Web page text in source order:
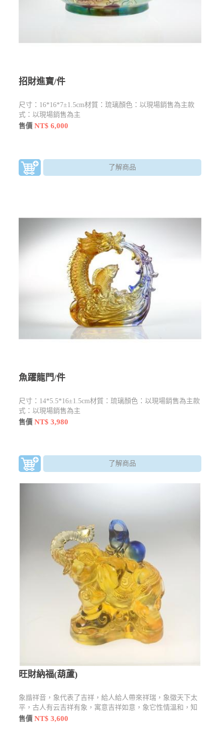
招財進寶/件
尺寸：16*16*7±1.5cm材質：琉璃顏色：以現場銷售為主款
式：以現場銷售為主
售價NT$ 6,000
了解商品
魚躍龍門/件
尺寸：14*5.5*16±1.5cm材質：琉璃顏色：以現場銷售為主款
式：以現場銷售為主
售價NT$ 3,980
了解商品
旺財納福(葫蘆)
象諧祥音，象代表了吉祥，給人給人帶來祥瑞，象徵天下太
平，古人有云吉祥有象，寓意吉祥如意，象它性情溫和，知
恩圖報。而在泰國來說是招財的象徵。
售價NT$ 3,600